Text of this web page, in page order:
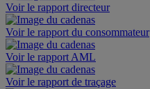
Voir le rapport directeur
Voir le rapport du consommateur
Voir le rapport AML
Voir le rapport de traçage